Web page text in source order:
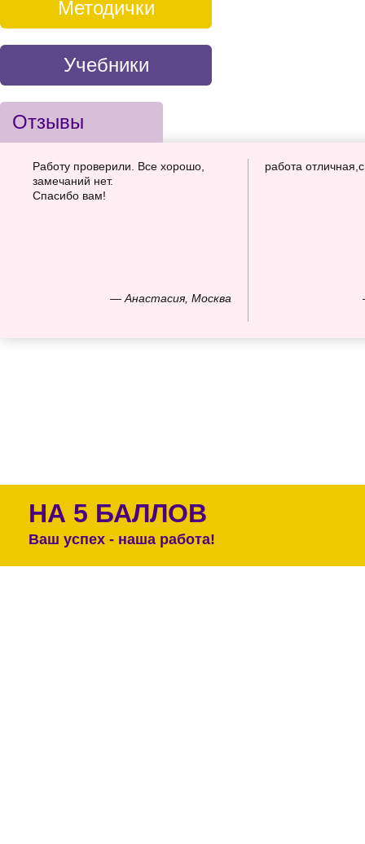
Методички
Учебники
Отзывы
— Анастасия, Москва
Работу проверили. Все хорошо,
замечаний нет.
Спасибо вам!
работа
НА 5 БАЛЛОВ
Ваш успех - наша работа!